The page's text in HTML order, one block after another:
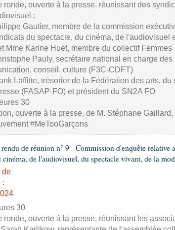
ronde, ouverte à la presse, réunissant des
:
Gautier, membre de la commission
du spectacle, du cinéma, de l'audiovisuel
Mme Karine Huet, membre du collectif Femmes
Pauly, secrétaire national en charge
conseil, culture (F3C-CDFT)
Laffitte, trésorier de la Fédération des arts,
(FASAP-FO) et président du SN2A FO
30
ouverte à la presse, de M. Stéphane
#MeTooGarçons
de réunion n° 9 - Commission d'enquête relative
cinéma, de l'audiovisuel, du spectacle vivant, de la
de
:
30
ronde, ouverte à la presse, réunissant les